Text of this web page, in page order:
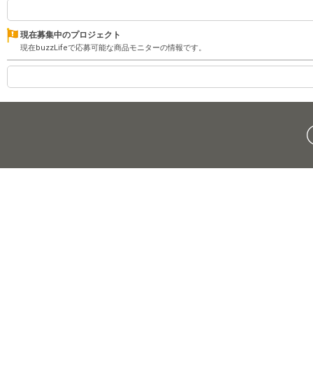
現在募集中のプロジェクト
現在buzzLifeで応募可能な商品モニターの情報です。